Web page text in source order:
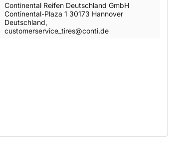
Continental Reifen Deutschland GmbH
Continental-Plaza 1 30173 Hannover
Deutschland,
customerservice_tires@conti.de